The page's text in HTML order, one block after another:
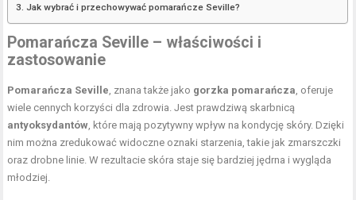
Jak wybrać i przechowywać pomarańcze Seville?
Pomarańcza Seville – właściwości i
zastosowanie
Pomarańcza Seville , znana także jako gorzka pomarańcza , oferuje
wiele cennych korzyści dla zdrowia. Jest prawdziwą skarbnicą
antyoksydantów , które mają pozytywny wpływ na kondycję skóry. Dzięki
nim można zredukować widoczne oznaki starzenia, takie jak zmarszczki
oraz drobne linie. W rezultacie skóra staje się bardziej jędrna i wygląda
młodziej.